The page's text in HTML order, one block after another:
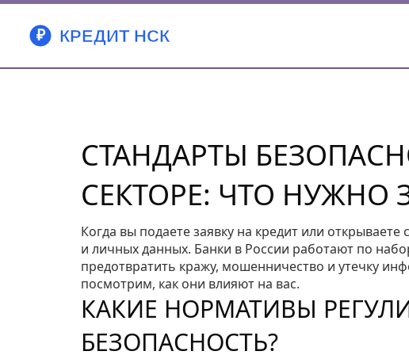
СТАНДАРТЫ
СЕКТОРЕ: ЧТО НУЖНО
Когда вы подаете заявку на кредит или
и личных данных. Банки в России работают по
предотвратить кражу, мошенничество и утечку
посмотрим, как они влияют на вас.
КАКИЕ НОРМАТИВЫ
БЕЗОПАСНОСТЬ?